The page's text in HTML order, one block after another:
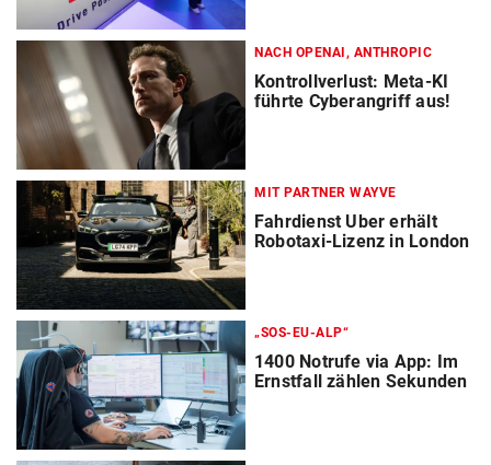
NACH OPENAI, ANTHROPIC
Kontrollverlust: Meta-KI
führte Cyberangriff aus!
MIT PARTNER WAYVE
Fahrdienst Uber erhält
Robotaxi-Lizenz in London
„SOS-EU-ALP“
1400 Notrufe via App: Im
Ernstfall zählen Sekunden